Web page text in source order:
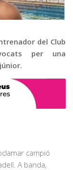
del Club
per una
campió
A banda,